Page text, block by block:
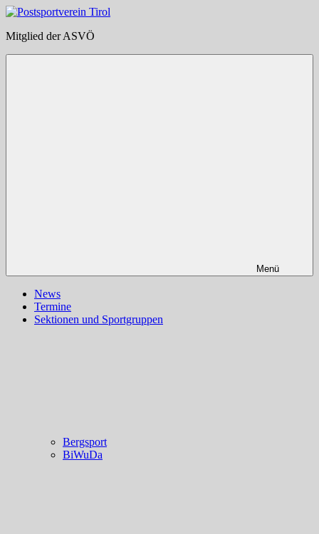
Zum
springen
Postsportverein
Mitglied der ASVÖ
Menü
News
Termine
Sektionen und Sportgruppen
Bergsport
BiWuDa